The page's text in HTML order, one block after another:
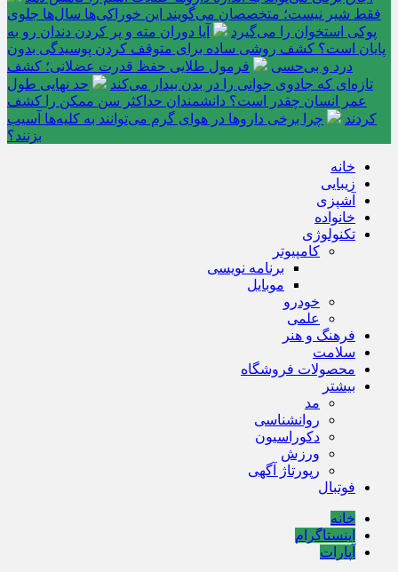
فقط شیر نیست؛ متخصصان می‌گویند این خوراکی‌ها سال‌ها جلوی
پوکی استخوان را می‌گیرد
آیا دوران مته و پر کردن دندان رو به
پایان است؟ کشف روشی ساده برای متوقف کردن پوسیدگی بدون
درد و بی‌حسی
فرمول طلایی حفظ قدرت عضلانی؛ کشف
تازه‌ای که جادوی جوانی را در بدن بیدار می‌کند
حد نهایی طول
عمر انسان چقدر است؟ دانشمندان حداکثر سن ممکن را کشف
کردند
چرا برخی داروها در هوای گرم می‌توانند به کلیه‌ها آسیب
بزنند؟
خانه
زیبایی
آشپزی
خانواده
تکنولوژی
کامپیوتر
برنامه نویسی
موبایل
خودرو
علمی
فرهنگ و هنر
سلامت
محصولات فروشگاه
بیشتر
مد
روانشناسی
دکوراسیون
ورزش
رپورتاژ آگهی
فوتبال
خانه
اینستاگرام
آپارات